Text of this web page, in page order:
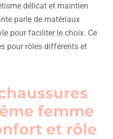
délicat et maintien
parle de matériaux
pour faciliter le choix. Ce
pour rôles différents et
femme
et rôle